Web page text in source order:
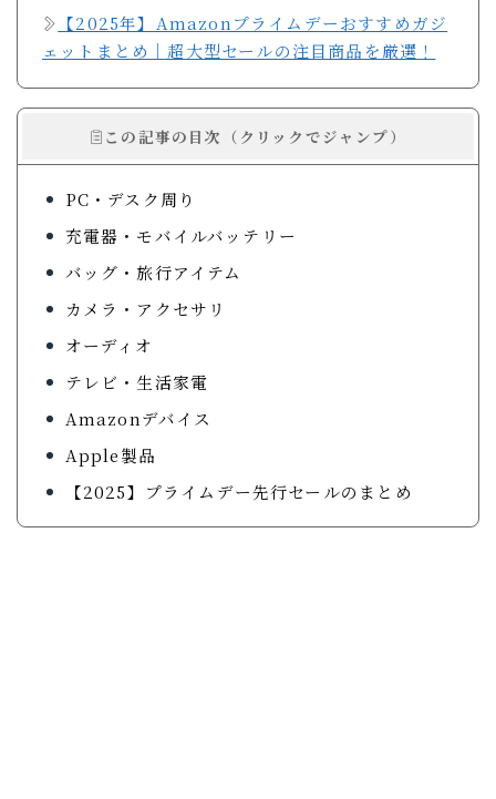
カフェ・レストラン ニュース ホテル宿泊記
マウスコンピューター ラウンジ 商品レビュー
旅行の持ち物 旅行記
Gadget
るいとー
ブロガー
ガジェットで暮らしを整えていくブログ「ルイデント」
の著者。 実際に使ってよかったアイテムや、旅・日常
の中で役立ったモノ・体験を、リアルで正直な視点で紹
動画鑑賞など。
プロフィールを読む
【2025年】Amazonプライムデーおすすめガジ
ェットまとめ｜超大型セールの注目商品を厳選！
この記事の目次（クリックでジャンプ）
PC・デスク周り
充電器・モバイルバッテリー
バッグ・旅行アイテム
カメラ・アクセサリ
オーディオ
テレビ・生活家電
Amazonデバイス
Apple製品
【2025】プライムデー先行セールのまとめ